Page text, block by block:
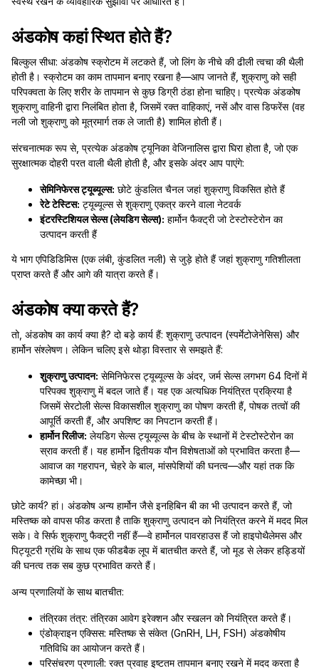
अंडकोष कहां स्थित होते हैं?
बिल्कुल सीधा: अंडकोष स्क्रोटम में लटकते हैं, जो लिंग के नीचे की ढीली त्वचा की थैली
होती है। स्क्रोटम का काम तापमान बनाए रखना है—आप जानते हैं, शुक्राणु को सही
परिपक्वता के लिए शरीर के तापमान से कुछ डिग्री ठंडा होना चाहिए। प्रत्येक अंडकोष
शुक्राणु वाहिनी द्वारा निलंबित होता है, जिसमें रक्त वाहिकाएं, नसें और वास डिफरेंस (वह
नली जो शुक्राणु को मूत्रमार्ग तक ले जाती है) शामिल होती हैं।
संरचनात्मक रूप से, प्रत्येक अंडकोष ट्यूनिका वेजिनालिस द्वारा घिरा होता है, जो एक
सुरक्षात्मक दोहरी परत वाली थैली होती है, और इसके अंदर आप पाएंगे:
सेमिनिफेरस ट्यूब्यूल्स: छोटे कुंडलित चैनल जहां शुक्राणु विकसित होते हैं
रेटे टेस्टिस: ट्यूब्यूल्स से शुक्राणु एकत्र करने वाला नेटवर्क
इंटरस्टिशियल सेल्स (लेयडिग सेल्स): हार्मोन फैक्ट्री जो टेस्टोस्टेरोन का
उत्पादन करती हैं
ये भाग एपिडिडिमिस (एक लंबी, कुंडलित नली) से जुड़े होते हैं जहां शुक्राणु गतिशीलता
प्राप्त करते हैं और आगे की यात्रा करते हैं।
अंडकोष क्या करते हैं?
तो, अंडकोष का कार्य क्या है? दो बड़े कार्य हैं: शुक्राणु उत्पादन (स्पर्मेटोजेनेसिस) और
हार्मोन संश्लेषण। लेकिन चलिए इसे थोड़ा विस्तार से समझते हैं:
शुक्राणु उत्पादन: सेमिनिफेरस ट्यूब्यूल्स के अंदर, जर्म सेल्स लगभग 64 दिनों में
परिपक्व शुक्राणु में बदल जाते हैं। यह एक अत्यधिक नियंत्रित प्रक्रिया है
जिसमें सेरटोली सेल्स विकासशील शुक्राणु का पोषण करती हैं, पोषक तत्वों की
आपूर्ति करती हैं, और अपशिष्ट का निपटान करती हैं।
हार्मोन रिलीज: लेयडिग सेल्स ट्यूब्यूल्स के बीच के स्थानों में टेस्टोस्टेरोन का
स्राव करती हैं। यह हार्मोन द्वितीयक यौन विशेषताओं को प्रभावित करता है—
आवाज का गहरापन, चेहरे के बाल, मांसपेशियों की घनत्व—और यहां तक कि
कामेच्छा भी।
छोटे कार्य? हां। अंडकोष अन्य हार्मोन जैसे इनहिबिन बी का भी उत्पादन करते हैं, जो
मस्तिष्क को वापस फीड करता है ताकि शुक्राणु उत्पादन को नियंत्रित करने में मदद मिल
सके। वे सिर्फ शुक्राणु फैक्ट्री नहीं हैं—वे हार्मोनल पावरहाउस हैं जो हाइपोथैलेमस और
पिट्यूटरी ग्रंथि के साथ एक फीडबैक लूप में बातचीत करते हैं, जो मूड से लेकर हड्डियों
की घनत्व तक सब कुछ प्रभावित करते हैं।
अन्य प्रणालियों के साथ बातचीत:
तंत्रिका तंत्र: तंत्रिका आवेग इरेक्शन और स्खलन को नियंत्रित करते हैं।
एंडोक्राइन एक्सिस: मस्तिष्क से संकेत (GnRH, LH, FSH) अंडकोषीय
गतिविधि का आयोजन करते हैं।
परिसंचरण प्रणाली: रक्त प्रवाह इष्टतम तापमान बनाए रखने में मदद करता है